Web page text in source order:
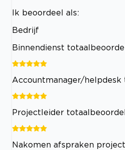
Ik beoordeel als:
Bedrijf
Binnendienst
Accountmanager/
Projectleider
Nakomen afspraken